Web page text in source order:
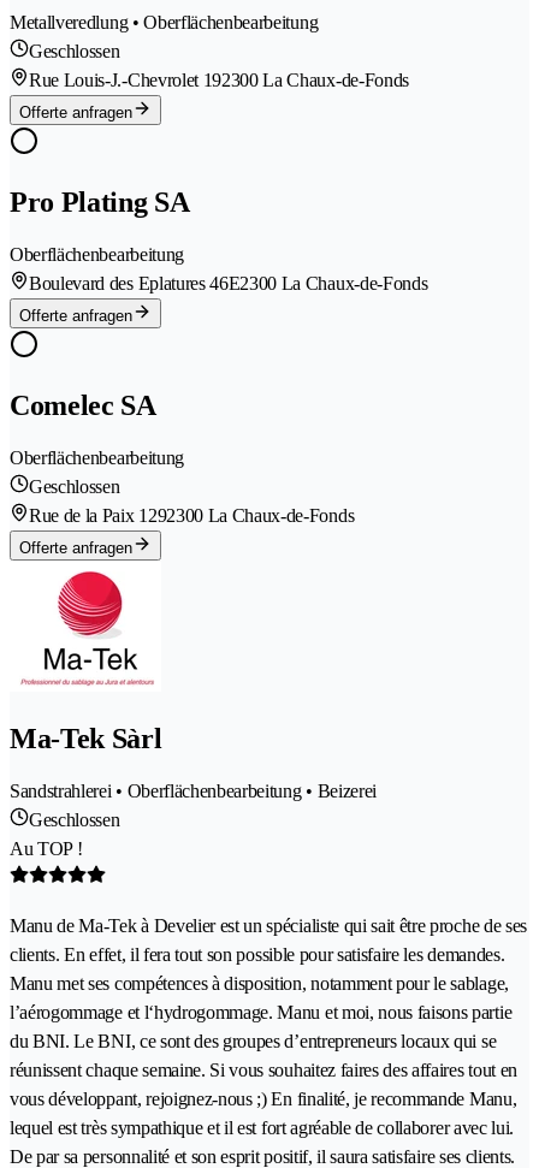
Metallveredlung • Oberflächenbearbeitung
Geschlossen
Rue Louis-J.-Chevrolet 192300 La Chaux-de-Fonds
Offerte anfragen
Pro Plating SA
Oberflächenbearbeitung
Boulevard des Eplatures 46E2300 La Chaux-de-Fonds
Offerte anfragen
Comelec SA
Oberflächenbearbeitung
Geschlossen
Rue de la Paix 1292300 La Chaux-de-Fonds
Offerte anfragen
Ma-Tek Sàrl
Sandstrahlerei • Oberflächenbearbeitung • Beizerei
Geschlossen
Au TOP !
Manu de Ma-Tek à Develier est un spécialiste qui sait être proche de ses
clients. En effet, il fera tout son possible pour satisfaire les demandes.
Manu met ses compétences à disposition, notamment pour le sablage,
l’aérogommage et l‘hydrogommage. Manu et moi, nous faisons partie
du BNI. Le BNI, ce sont des groupes d’entrepreneurs locaux qui se
réunissent chaque semaine. Si vous souhaitez faires des affaires tout en
vous développant, rejoignez-nous ;) En finalité, je recommande Manu,
lequel est très sympathique et il est fort agréable de collaborer avec lui.
De par sa personnalité et son esprit positif, il saura satisfaire ses clients.